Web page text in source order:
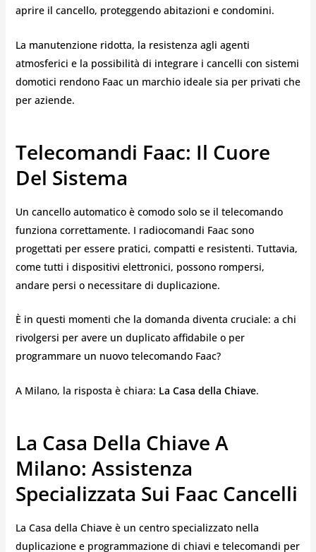
aprire il cancello, proteggendo abitazioni e condomini.
La manutenzione ridotta, la resistenza agli agenti
atmosferici e la possibilità di integrare i cancelli con sistemi
domotici rendono Faac un marchio ideale sia per privati che
per aziende.
Telecomandi Faac: Il Cuore
Del Sistema
Un cancello automatico è comodo solo se il telecomando
funziona correttamente. I radiocomandi Faac sono
progettati per essere pratici, compatti e resistenti. Tuttavia,
come tutti i dispositivi elettronici, possono rompersi,
andare persi o necessitare di duplicazione.
È in questi momenti che la domanda diventa cruciale: a chi
rivolgersi per avere un duplicato affidabile o per
programmare un nuovo telecomando Faac?
A Milano, la risposta è chiara: La Casa della Chiave.
La Casa Della Chiave A
Milano: Assistenza
Specializzata Sui Faac Cancelli
La Casa della Chiave è un centro specializzato nella
duplicazione e programmazione di chiavi e telecomandi per